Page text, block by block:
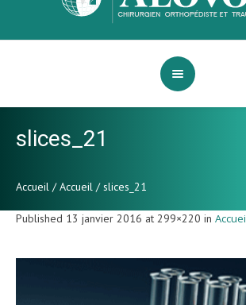
slices_21
Accueil /Accueil /slices_21
Published 13 janvier 2016 at 299×220 in